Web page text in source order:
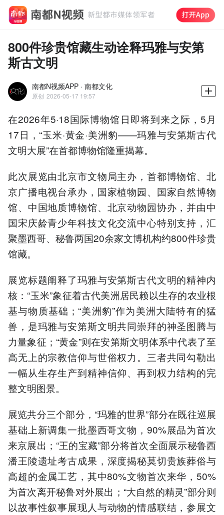
800件珍贵馆藏生动诠释玛雅与安第
斯古文明
南都N视频APP · 南都文化
原创 2026-05-17 19:57
在2026年5·18国际博物馆日即将到来之际，5月
17日，“玉米·黄金·美洲豹——玛雅与安第斯古代
文明大展”在首都博物馆隆重揭幕。
此次展览由北京市文物局主办，首都博物馆、北
京广播电视台承办，国家植物园、国家自然博物
馆、中国地质博物馆、北京动物园协办，并由中
国宋庆龄青少年科技文化交流中心特别支持，汇
聚墨西哥、秘鲁两国20余家文博机构约800件珍贵
馆藏。
展览标题阐释了玛雅与安第斯古代文明的精神内
核：“玉米”象征着古代美洲居民赖以生存的农业根
基与物质基础；“美洲豹”作为美洲大陆特有的猛
兽，是玛雅与安第斯文明共同崇拜的神圣图腾与
力量象征；“黄金”则在安第斯文明体系中代表了至
高无上的宗教信仰与世俗权力。三者共同勾勒出
一幅从生存生产到精神信仰、再到权力结构的完
整文明图景。
展览共分三个部分，“玛雅的世界”部分在既往巡展
基础上新调集一批墨西哥文物，90%展品为首次
来京展出；“王的宝藏”部分将首次全面展示秘鲁西
潘王陵遗址考古成果，深度揭秘莫切贵族葬俗与
高超的金属工艺，其中80%文物首次来华，50%
为首次离开秘鲁对外展出；“大自然的精灵”部分则
以故事性叙事展现人与动物的情感联结，参展文